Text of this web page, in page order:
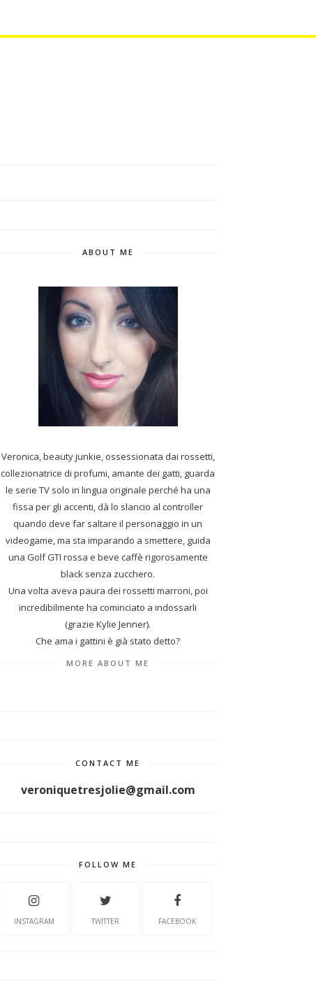
ABOUT ME
Veronica, beauty junkie, ossessionata dai rossetti,
collezionatrice di profumi, amante dei gatti, guarda
le serie TV solo in lingua originale perché ha una
fissa per gli accenti, dà lo slancio al controller
quando deve far saltare il personaggio in un
videogame, ma sta imparando a smettere, guida
una Golf GTI rossa e beve caffè rigorosamente
black senza zucchero.
Una volta aveva paura dei rossetti marroni, poi
incredibilmente ha cominciato a indossarli
(grazie Kylie Jenner).
Che ama i gattini è già stato detto?
MORE ABOUT ME
CONTACT ME
veroniquetresjolie@gmail.com
FOLLOW ME
INSTAGRAM TWITTER FACEBOOK